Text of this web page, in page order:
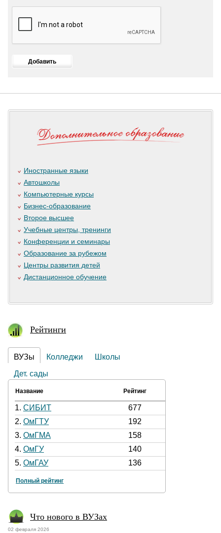
Иностранные языки
Автошколы
Компьютерные курсы
Бизнес-образование
Второе высшее
Учебные центры, тренинги
Конференции и семинары
Образование за рубежом
Центры развития детей
Дистанционное обучение
Рейтинги
ВУЗы Колледжи
Школы
Дет. сады
Название Рейтинг
1. СИБИТ
677
2. ОмГТУ
192
3. ОмГМА
158
4. ОмГУ
140
5. ОмГАУ 136
Полный рейтинг
Что нового в ВУЗах
02 февраля 2026